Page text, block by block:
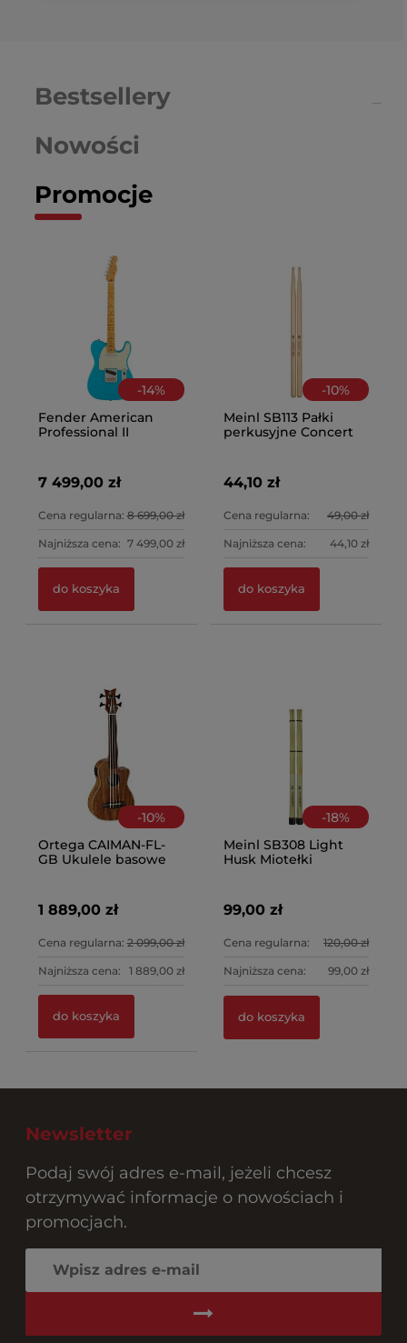
Promocje
Nowości
Bestsellery
-14%
Fender American
Professional II
7 499,00 zł
Cena regularna: 8 699,00 zł
Najniższa cena: 7 499,00 zł
do koszyka
-10%
Meinl SB113 Pałki
perkusyjne Concert
44,10 zł
Cena regularna: 49,00 zł
Najniższa cena: 44,10 zł
do koszyka
-10%
Ortega CAIMAN-FL-
GB Ukulele basowe
1 889,00 zł
Cena regularna: 2 099,00 zł
Najniższa cena: 1 889,00 zł
do koszyka
-18%
Meinl SB308 Light
Husk Miotełki
99,00 zł
Cena regularna: 120,00 zł
Najniższa cena: 99,00 zł
do koszyka
Newsletter
Podaj swój adres e-mail, jeżeli chcesz
otrzymywać informacje o nowościach i
promocjach.